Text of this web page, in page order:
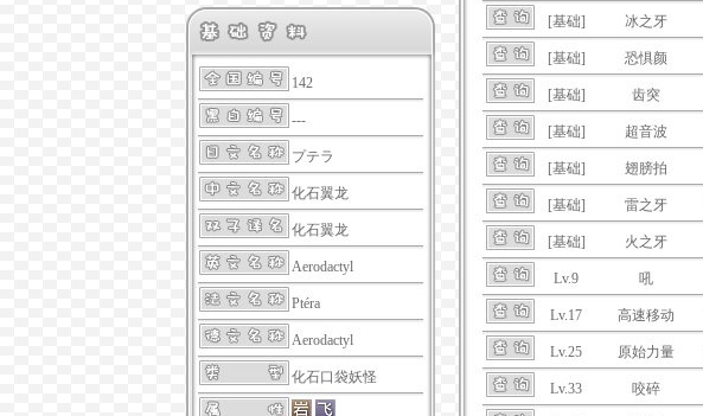
142
---
プテラ
化石翼龙
化石翼龙
Aerodactyl
Ptéra
Aerodactyl
化石口袋妖怪
[基础] 冰之牙
[基础] 恐惧颜
[基础] 齿突
[基础] 超音波
[基础] 翅膀拍
[基础] 雷之牙
[基础] 火之牙
Lv.9 吼
Lv.17 高速移动
Lv.25 原始力量
Lv.33 咬碎